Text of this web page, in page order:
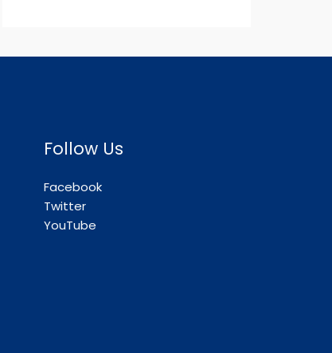
Follow Us
Facebook
Twitter
YouTube